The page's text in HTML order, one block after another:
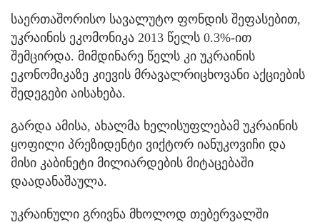
საერთაშორისო სავალუტო ფონდის შეფასებით,
უკრაინის ეკომონიკა 2013 წელს 0.3%-ით
შემცირდა. მიმდინარე წელს კი უკრაინის
ეკონომიკაზე კიევის მრავალრიცხოვანი აქციების
შედეგები აისახება.
გარდა ამისა, ახალმა ხელისუფლებამ უკრაინის
ყოფილი პრეზიდენტი ვიქტორ იანუკოვიჩი და
მისი კაბინეტი მილიარდების მიტაცებაში
დაადანაშაულა.
უკრაინული გრივნა მხოლოდ თებერვალში